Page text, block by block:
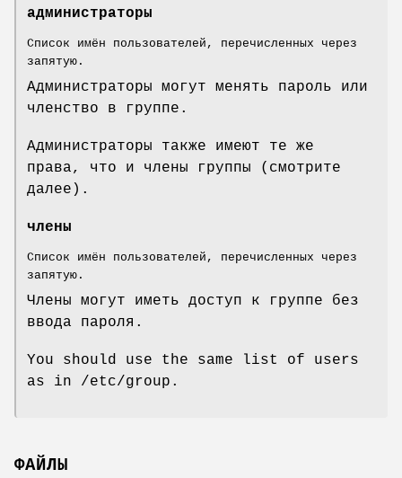
администраторы
Список имён пользователей, перечисленных через
запятую.
Администраторы могут менять пароль или
членство в группе.
Администраторы также имеют те же
права, что и члены группы (смотрите
далее).
члены
Список имён пользователей, перечисленных через
запятую.
Члены могут иметь доступ к группе без
ввода пароля.
You should use the same list of users
as in /etc/group.
ФАЙЛЫ